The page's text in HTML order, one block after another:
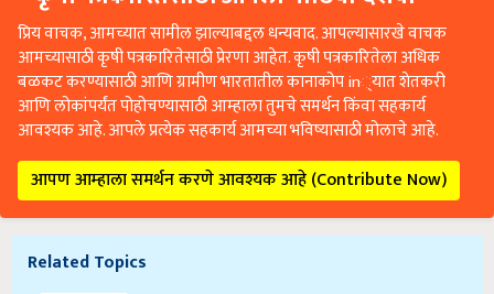
प्रिय वाचक, आमच्यात सामील झाल्याबद्दल धन्यवाद. आपल्यासारखे वाचक
आमच्यासाठी कृषी पत्रकारितेसाठी प्रेरणा आहेत. कृषी पत्रकारितेला अधिक
बळकट करण्यासाठी आणि ग्रामीण भारतातील कानाकोप in्यात शेतकरी
आणि लोकांपर्यंत पोहोचण्यासाठी आम्हाला तुमचे समर्थन किंवा सहकार्य
आवश्यक आहे. आपले प्रत्येक सहकार्य आमच्या भविष्यासाठी मोलाचे आहे.
आपण आम्हाला समर्थन करणे आवश्यक आहे (Contribute Now)
Related Topics